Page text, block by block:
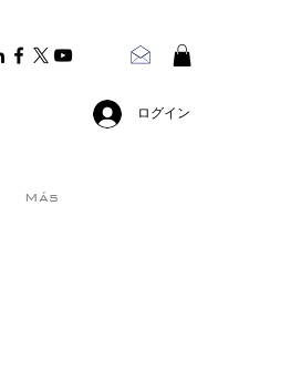
ログイン
Más